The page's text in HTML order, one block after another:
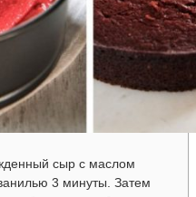
сыр с маслом
3 минуты. Затем